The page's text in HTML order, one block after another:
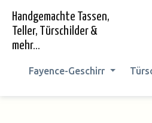
Zur Hauptnavigation
Handgemachte Tassen,
Teller, Türschilder &
mehr...
Fayence-Geschirr